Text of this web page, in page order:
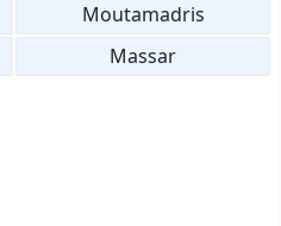
Moutamadris
Massar